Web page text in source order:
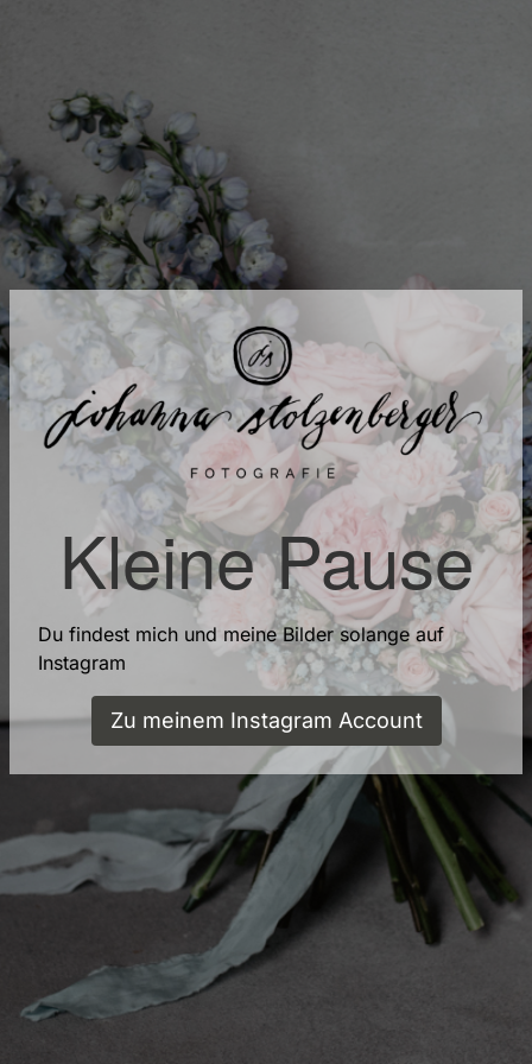
Kleine Pause
Du findest mich und meine Bilder solange auf
Instagram
Zu meinem Instagram Account